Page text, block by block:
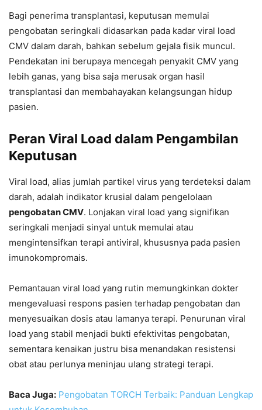
Bagi penerima transplantasi, keputusan memulai
pengobatan seringkali didasarkan pada kadar viral load
CMV dalam darah, bahkan sebelum gejala fisik muncul.
Pendekatan ini berupaya mencegah penyakit CMV yang
lebih ganas, yang bisa saja merusak organ hasil
transplantasi dan membahayakan kelangsungan hidup
pasien.
Peran Viral Load dalam Pengambilan
Keputusan
Viral load, alias jumlah partikel virus yang terdeteksi dalam
darah, adalah indikator krusial dalam pengelolaan
pengobatan CMV. Lonjakan viral load yang signifikan
seringkali menjadi sinyal untuk memulai atau
mengintensifkan terapi antiviral, khususnya pada pasien
imunokompromais.
Pemantauan viral load yang rutin memungkinkan dokter
mengevaluasi respons pasien terhadap pengobatan dan
menyesuaikan dosis atau lamanya terapi. Penurunan viral
load yang stabil menjadi bukti efektivitas pengobatan,
sementara kenaikan justru bisa menandakan resistensi
obat atau perlunya meninjau ulang strategi terapi.
Baca Juga: Pengobatan TORCH Terbaik: Panduan Lengkap